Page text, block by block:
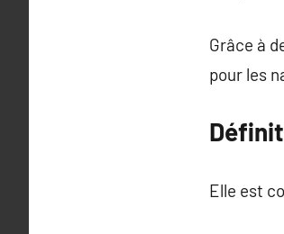
Grâce à
pour les
Elle est